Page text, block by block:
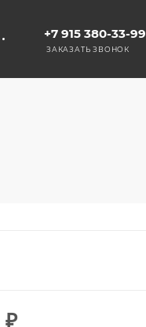
+7 915 380-33-99
ЗАКАЗАТЬ ЗВОНОК
₽